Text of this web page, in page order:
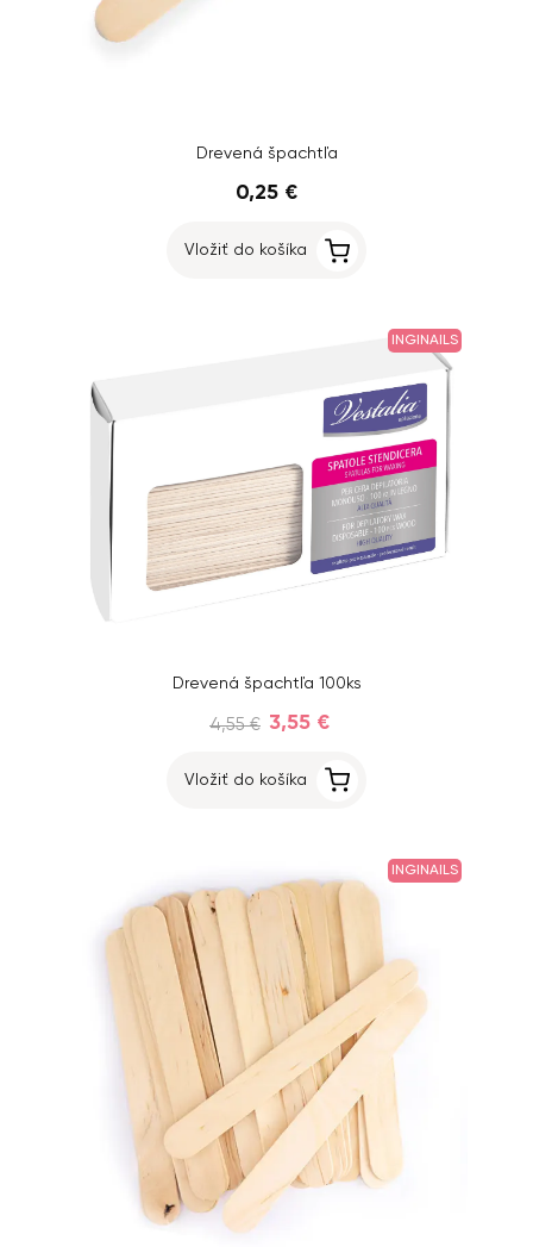
Drevená špachtľa
0,25 €
Vložiť do košíka
INGINAILS
Drevená špachtľa 100ks
4,55 € 3,55 €
Vložiť do košíka
INGINAILS